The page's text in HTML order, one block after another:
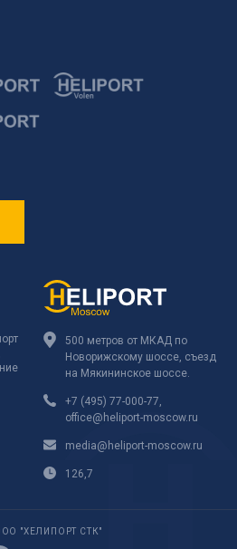
500 метров от МКАД по
Новорижскому шоссе, съезд
на Мякининское шоссе.
+7 (495) 77-000-77
office@heliport-moscow.ru
media@heliport-moscow.ru
126,7
"ХЕЛИПОРТ СТК"